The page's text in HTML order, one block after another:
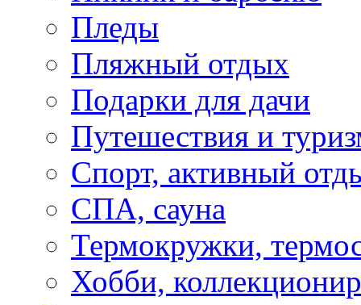
Пледы
Пляжный отдых
Подарки для дачи
Путешествия и
Спорт, активный
СПА, сауна
Термокружки,
Хобби,